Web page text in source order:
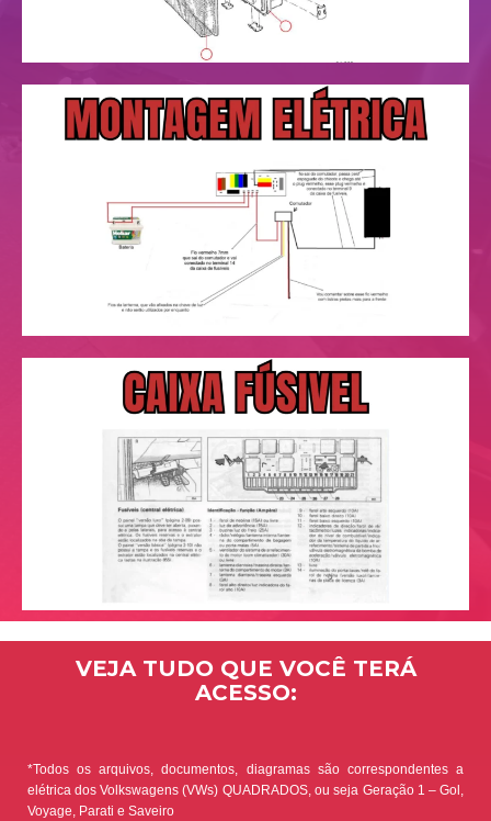
VEJA TUDO QUE VOCÊ TERÁ
ACESSO:
*Todos os arquivos, documentos, diagramas são correspondentes a
elétrica dos Volkswagens (VWs) QUADRADOS, ou seja Geração 1 – Gol,
Voyage, Parati e Saveiro